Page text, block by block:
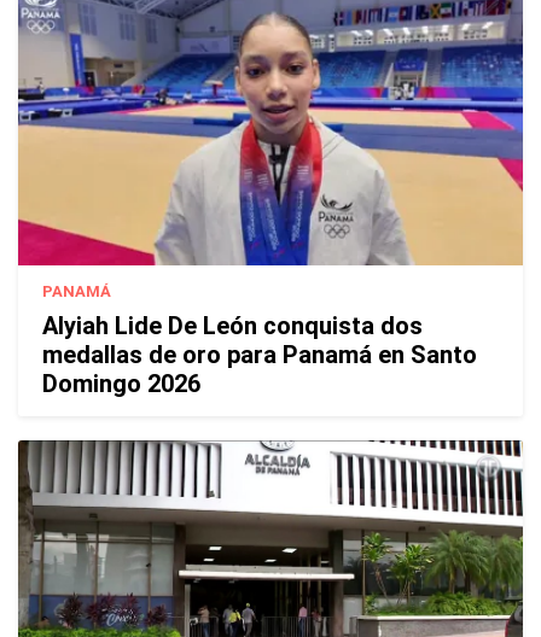
PANAMÁ
Alyiah Lide De León conquista dos
medallas de oro para Panamá en Santo
Domingo 2026